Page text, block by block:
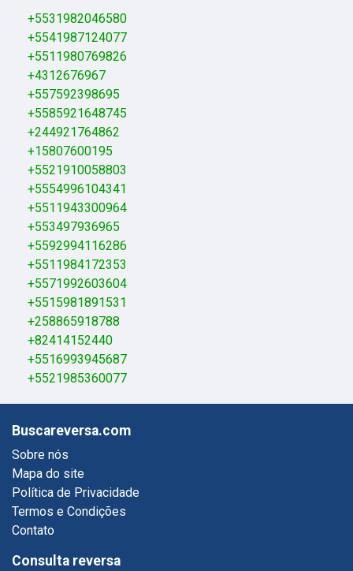
+5531982046580
+5541987124077
+5511980769826
+4312676967
+557592398695
+5585921648745
+244921764862
+15807600195
+5521910058803
+5554996104341
+5511943300964
+553497936965
+5592994116286
+5511984172353
+5571992603604
+5515981891531
+258865918788
+82414152440
+5516993945687
+5521985360077
Buscareversa.com
Sobre nós
Mapa do site
Política de Privacidade
Termos e Condições
Contato
Consulta reversa